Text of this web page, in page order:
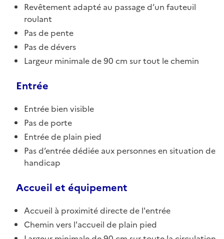
Revêtement adapté au passage d’un fauteuil
roulant
Pas de pente
Pas de dévers
Largeur minimale de 90 cm sur tout le chemin
Entrée
Entrée bien visible
Pas de porte
Entrée de plain pied
Pas d’entrée dédiée aux personnes en situation de
handicap
Accueil et équipement
Accueil à proximité directe de l'entrée
Chemin vers l'accueil de plain pied